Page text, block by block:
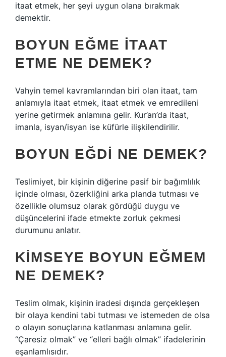
itaat etmek, her şeyi uygun olana bırakmak
demektir.
BOYUN EĞME ITAAT
ETME NE DEMEK?
Vahyin temel kavramlarından biri olan itaat, tam
anlamıyla itaat etmek, itaat etmek ve emredileni
yerine getirmek anlamına gelir. Kur’an’da itaat,
imanla, isyan/isyan ise küfürle ilişkilendirilir.
BOYUN EĞDI NE DEMEK?
Teslimiyet, bir kişinin diğerine pasif bir bağımlılık
içinde olması, özerkliğini arka planda tutması ve
özellikle olumsuz olarak gördüğü duygu ve
düşüncelerini ifade etmekte zorluk çekmesi
durumunu anlatır.
KIMSEYE BOYUN EĞMEM
NE DEMEK?
Teslim olmak, kişinin iradesi dışında gerçekleşen
bir olaya kendini tabi tutması ve istemeden de olsa
o olayın sonuçlarına katlanması anlamına gelir.
“Çaresiz olmak” ve “elleri bağlı olmak” ifadelerinin
eşanlamlısıdır.